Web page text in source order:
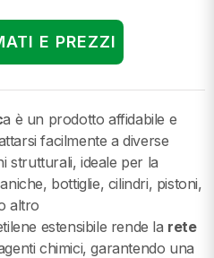
E PREZZI
a è un prodotto affidabile e
facilmente a diverse
strutturali, ideale per la
bottiglie, cilindri, pistoni,
altro
estensibile rende la rete
chimici, garantendo una